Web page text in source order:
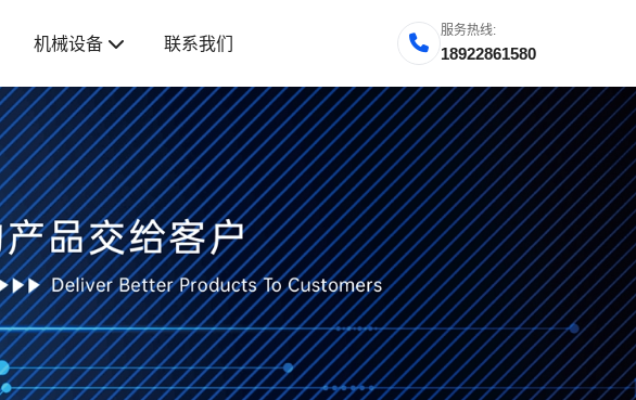
机械设备 联系我们
服务热线:
18922861580